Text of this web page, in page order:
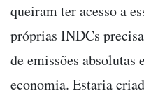
queiram ter acesso a
próprias INDCs
de emissões absolutas
economia. Estaria